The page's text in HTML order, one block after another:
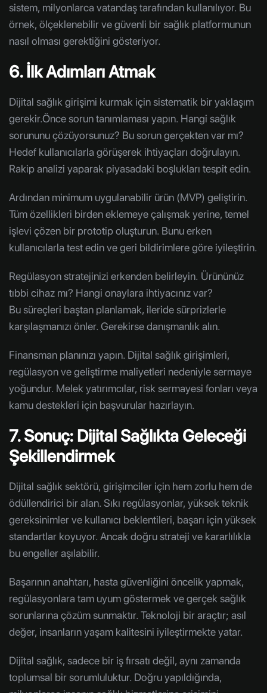
sistem, milyonlarca vatandaş tarafından kullanılıyor. Bu
örnek, ölçeklenebilir ve güvenli bir sağlık platformunun
nasıl olması gerektiğini gösteriyor.
6. İlk Adımları Atmak
Dijital sağlık girişimi kurmak için sistematik bir yaklaşım
gerekir.Önce sorun tanımlaması yapın. Hangi sağlık
sorununu çözüyorsunuz? Bu sorun gerçekten var mı?
Hedef kullanıcılarla görüşerek ihtiyaçları doğrulayın.
Rakip analizi yaparak piyasadaki boşlukları tespit edin.
Ardından minimum uygulanabilir ürün (MVP) geliştirin.
Tüm özellikleri birden eklemeye çalışmak yerine, temel
işlevi çözen bir prototip oluşturun. Bunu erken
kullanıcılarla test edin ve geri bildirimlere göre iyileştirin.
Regülasyon stratejinizi erkenden belirleyin. Ürününüz
tıbbi cihaz mı? Hangi onaylara ihtiyacınız var?
Bu süreçleri baştan planlamak, ileride sürprizlerle
karşılaşmanızı önler. Gerekirse danışmanlık alın.
Finansman planınızı yapın. Dijital sağlık girişimleri,
regülasyon ve geliştirme maliyetleri nedeniyle sermaye
yoğundur. Melek yatırımcılar, risk sermayesi fonları veya
kamu destekleri için başvurular hazırlayın.
7. Sonuç: Dijital Sağlıkta Geleceği
Şekillendirmek
Dijital sağlık sektörü, girişimciler için hem zorlu hem de
ödüllendirici bir alan. Sıkı regülasyonlar, yüksek teknik
gereksinimler ve kullanıcı beklentileri, başarı için yüksek
standartlar koyuyor. Ancak doğru strateji ve kararlılıkla
bu engeller aşılabilir.
Başarının anahtarı, hasta güvenliğini öncelik yapmak,
regülasyonlara tam uyum göstermek ve gerçek sağlık
sorunlarına çözüm sunmaktır. Teknoloji bir araçtır; asıl
değer, insanların yaşam kalitesini iyileştirmekte yatar.
Dijital sağlık, sadece bir iş fırsatı değil, aynı zamanda
toplumsal bir sorumluluktur. Doğru yapıldığında,